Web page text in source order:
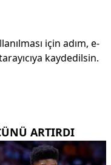
için adım, e-
kaydedilsin.
ARTIRDI